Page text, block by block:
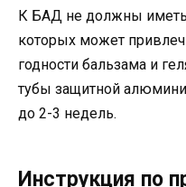
К БАД не должны иметь
которых может
годности бальзама и
тубы защитной
до 2-3 недель.
Инструкция по